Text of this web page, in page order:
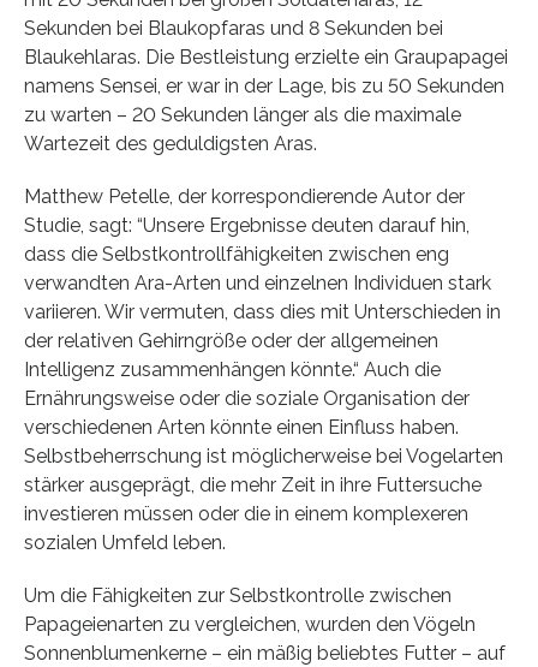
Sekunden bei Blaukopfaras und 8 Sekunden bei
Blaukehlaras. Die Bestleistung erzielte ein Graupapagei
namens Sensei, er war in der Lage, bis zu 50 Sekunden
zu warten – 20 Sekunden länger als die maximale
Wartezeit des geduldigsten Aras.
Matthew Petelle, der korrespondierende Autor der
Studie, sagt: “Unsere Ergebnisse deuten darauf hin,
dass die Selbstkontrollfähigkeiten zwischen eng
verwandten Ara-Arten und einzelnen Individuen stark
variieren. Wir vermuten, dass dies mit Unterschieden in
der relativen Gehirngröße oder der allgemeinen
Intelligenz zusammenhängen könnte.“ Auch die
Ernährungsweise oder die soziale Organisation der
verschiedenen Arten könnte einen Einfluss haben.
Selbstbeherrschung ist möglicherweise bei Vogelarten
stärker ausgeprägt, die mehr Zeit in ihre Futtersuche
investieren müssen oder die in einem komplexeren
sozialen Umfeld leben.
Um die Fähigkeiten zur Selbstkontrolle zwischen
Papageienarten zu vergleichen, wurden den Vögeln
Sonnenblumenkerne – ein mäßig beliebtes Futter – auf